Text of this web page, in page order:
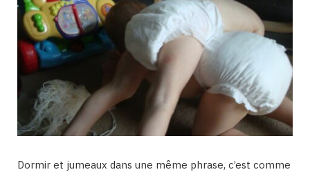
Dormir et jumeaux dans une même phrase, c’est comme